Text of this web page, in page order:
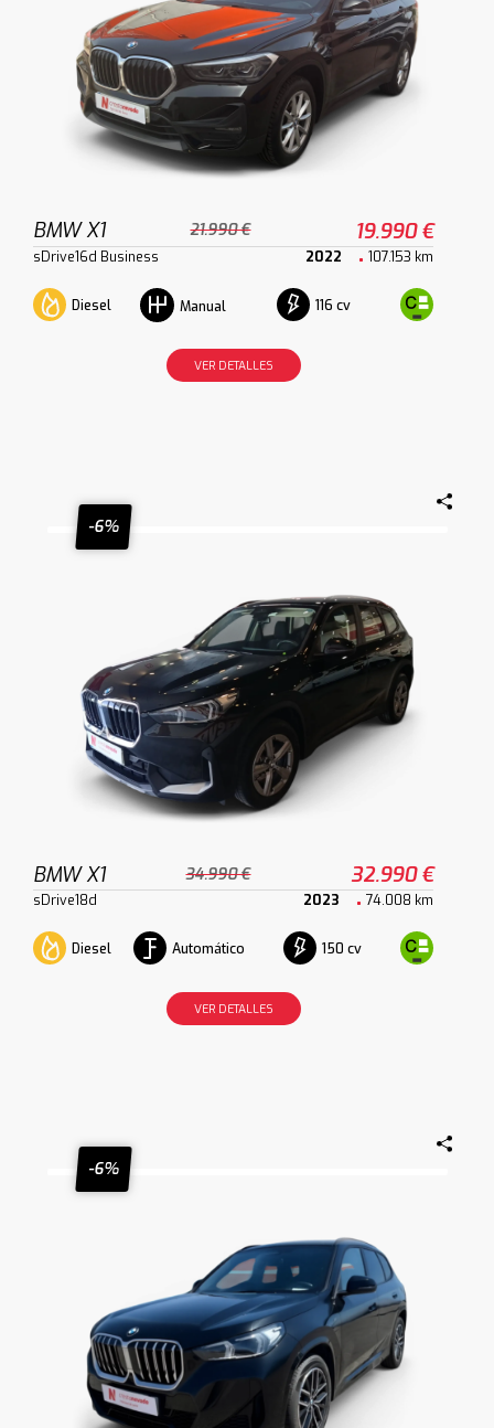
BMW X1 21.990 € 19.990 €
sDrive16d Business 2022 107.153 km
Diesel Manual 116 cv
VER DETALLES
-6%
BMW X1 34.990 € 32.990 €
sDrive18d 2023 74.008 km
Diesel Automático 150 cv
VER DETALLES
-6%